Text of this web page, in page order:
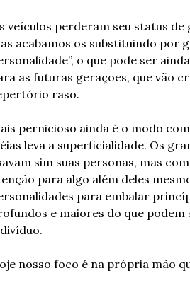
veículos perderam seu status
acabamos os substituindo por
o que pode ser
as futuras gerações, que vão
raso.
pernicioso ainda é o modo
leva a superficialidade. Os
sim suas personas, mas
para algo além deles
para embalar
e maiores do que
nosso foco é na própria mão